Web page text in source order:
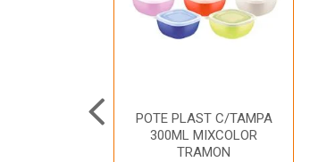
POTE PLAST C/TAMPA
300ML MIXCOLOR
TRAMON